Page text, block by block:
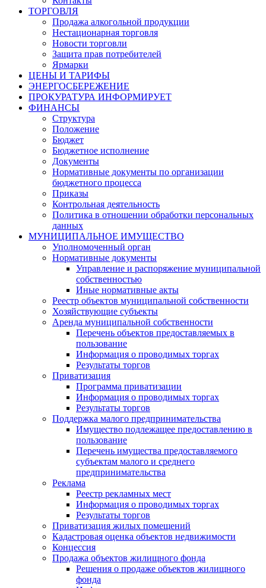
ТОРГОВЛЯ
Продажа алкогольной продукции
Нестационарная торговля
Новости торговли
Защита прав потребителей
Ярмарки
ЦЕНЫ И ТАРИФЫ
ЭНЕРГОСБЕРЕЖЕНИЕ
ПРОКУРАТУРА ИНФОРМИРУЕТ
ФИНАНСЫ
Структура
Положение
Бюджет
Бюджетное исполнение
Документы
Нормативные документы по организации
бюджетного процесса
Приказы
Контрольная деятельность
Политика в отношении обработки персональных
данных
МУНИЦИПАЛЬНОЕ ИМУЩЕСТВО
Уполномоченный орган
Нормативные документы
Управление и распоряжение муниципальной
собственностью
Иные нормативные акты
Реестр объектов муниципальной собственности
Хозяйствующие субъекты
Аренда муниципальной собственности
Перечень объектов предоставляемых в
пользование
Информация о проводимых торгах
Результаты торгов
Приватизация
Программа приватизации
Информация о проводимых торгах
Результаты торгов
Поддержка малого предпринимательства
Имущество подлежащее предоставлению в
пользование
Перечень имущества предоставляемого
субъектам малого и среднего
предпринимательства
Реклама
Реестр рекламных мест
Информация о проводимых торгах
Результаты торгов
Приватизация жилых помещений
Кадастровая оценка объектов недвижимости
Концессия
Продажа объектов жилищного фонда
Решения о продаже объектов жилищного
фонда